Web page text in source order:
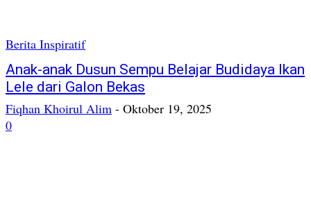
Berita Inspiratif
Anak-anak Dusun Sempu Belajar Budidaya Ikan
Lele dari Galon Bekas
Fiqhan Khoirul Alim - Oktober 19, 2025
0